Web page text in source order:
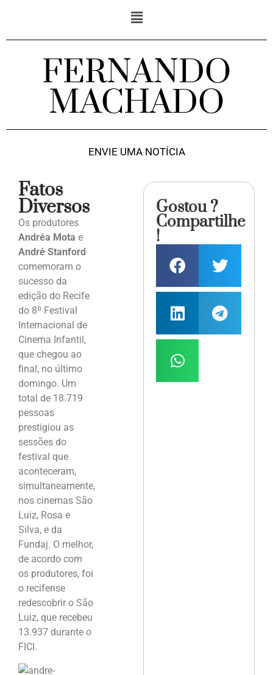
FERNANDO
MACHADO
ENVIE UMA NOTÍCIA
Fatos
Diversos
Os produtores
Andréa Mota e
André Stanford
comemoram o
sucesso da
edição do Recife
do 8º Festival
Internacional de
Cinema Infantil,
que chegou ao
final, no último
domingo. Um
total de 18.719
pessoas
prestigiou as
sessões do
festival que
aconteceram,
simultaneamente,
nos cinemas São
Luiz, Rosa e
Silva, e da
Fundaj. O melhor,
de acordo com
os produtores, foi
o recifense
redescobrir o São
Luiz, que recebeu
13.937 durante o
FICI.
Gostou ?
Compartilhe
!